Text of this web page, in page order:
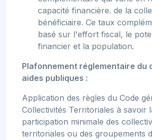
capacité financière. de la
bénéficiaire. Ce taux
basé sur l'effort fiscal, le
financier et la population.
Plafonnement réglementaire du
aides publiques :
Application des règles du Code
Collectivités Territoriales à savoir
participation minimale des
territoriales ou des groupements